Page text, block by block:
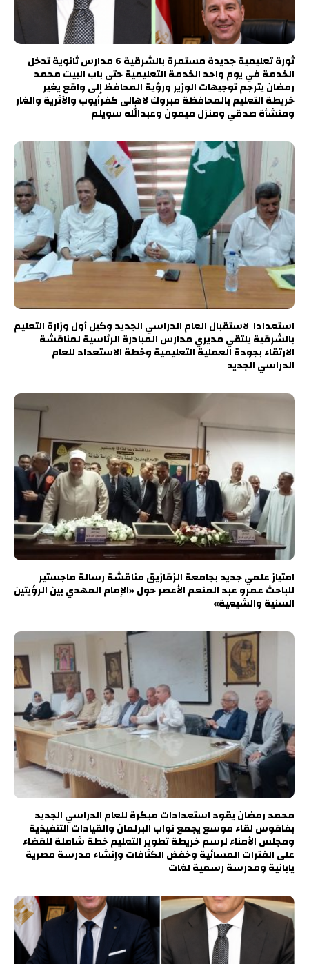
ثورة تعليمية جديدة مستمرة بالشرقية 6 مدارس ثانوية تدخل
الخدمة في يوم واحد الخدمة التعليمية حتى باب البيت محمد
رمضان يترجم توجيهات الوزير ورؤية المحافظ إلى واقع يغير
خريطة التعليم بالمحافظة مبروك لاهالى كفرأيوب والأثرية والغار
ومنشأة صدقي ومنزل ميمون وعبدالله سويلم
استعدادا لاستقبال العام الدراسي الجديد وكيل أول وزارة التعليم
بالشرقية يلتقي مديري مدارس المبادرة الرئاسية لمناقشة
الارتقاء بجودة العملية التعليمية وخطة الاستعداد للعام
الدراسي الجديد
امتياز علمي جديد بجامعة الزقازيق مناقشة رسالة ماجستير
للباحث عمرو عبد المنعم الأعصر حول «الإمام المهدي بين الرؤيتين
السنية والشيعية»
محمد رمضان يقود استعدادات مبكرة للعام الدراسي الجديد
بفاقوس لقاء موسع يجمع نواب البرلمان والقيادات التنفيذية
ومجلس الأمناء لرسم خريطة تطوير التعليم خطة شاملة للقضاء
على الفترات المسائية وخفض الكثافات وإنشاء مدرسة مصرية
يابانية ومدرسة رسمية لغات